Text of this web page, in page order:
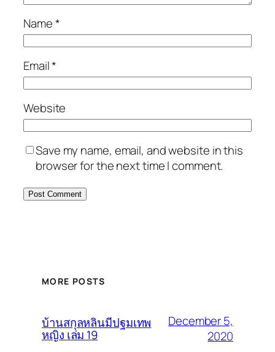
Name*
Email*
Website
Save my name, email, and website in this
browser for the next time I comment.
MORE POSTS
บ้านสกุลหลินมีปฐมเทพ
หญิง เล่ม 19
December 5,
2020